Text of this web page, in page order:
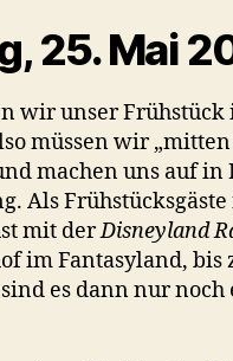
25. Mai
wir unser Frühstück
müssen wir
machen uns auf in
Als
mit derDisneyland
im Fantasyland, bis
sind es dann nur noch